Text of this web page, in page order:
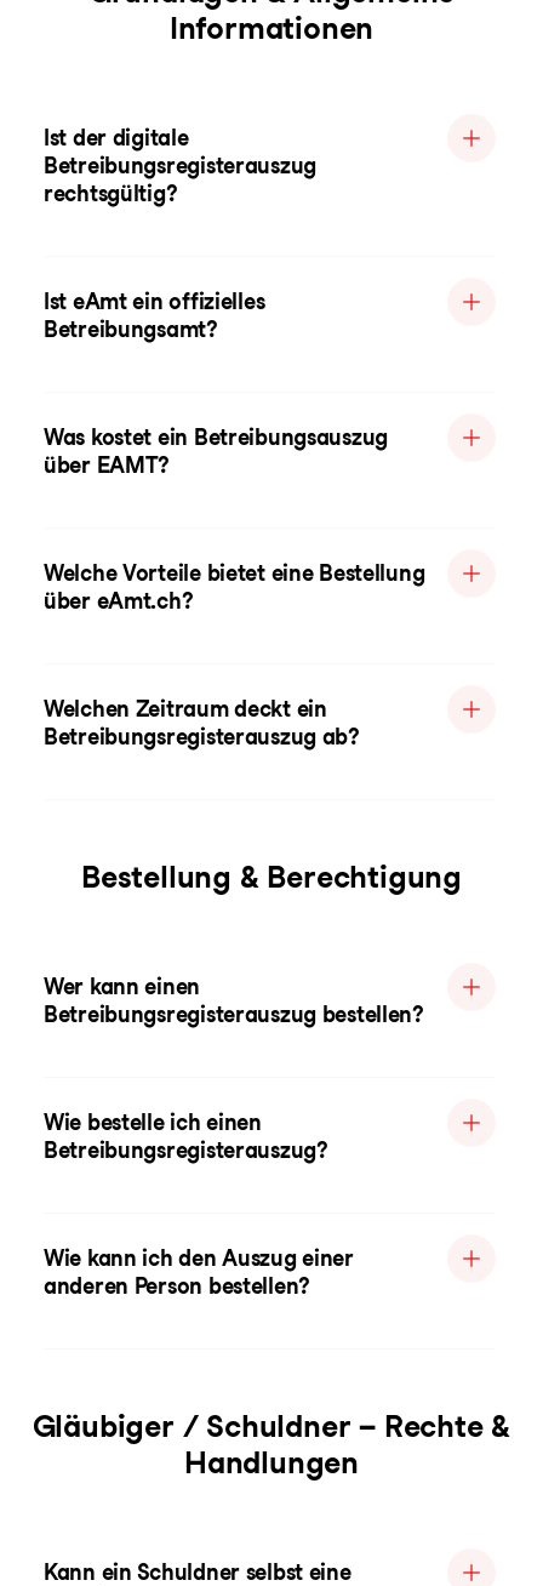
Informationen
Ist der digitale
Betreibungsregisterauszug
rechtsgültig?
Ist eAmt ein offizielles
Betreibungsamt?
Was kostet ein Betreibungsauszug
über EAMT?
Welche Vorteile bietet eine Bestellung
über eAmt.ch?
Welchen Zeitraum deckt ein
Betreibungsregisterauszug ab?
Bestellung & Berechtigung
Wer kann einen
Betreibungsregisterauszug bestellen?
Wie bestelle ich einen
Betreibungsregisterauszug?
Wie kann ich den Auszug einer
anderen Person bestellen?
Gläubiger / Schuldner – Rechte &
Handlungen
Kann ein Schuldner selbst eine